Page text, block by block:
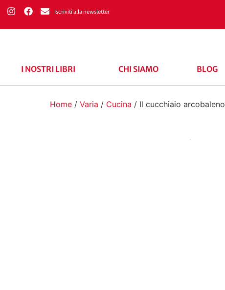
Iscriviti alla newsletter
I NOSTRI LIBRI CHI SIAMO BLOG
Home / Varia / Cucina / Il cucchiaio arcobaleno